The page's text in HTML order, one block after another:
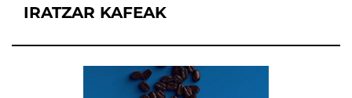
IRATZAR KAFEAK